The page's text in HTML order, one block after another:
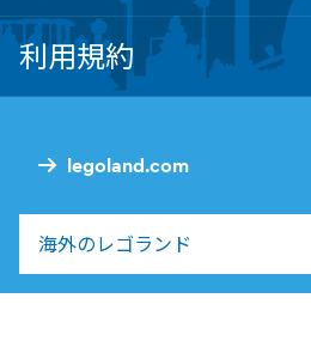
legoland.com
海外のレゴランド
利用規約